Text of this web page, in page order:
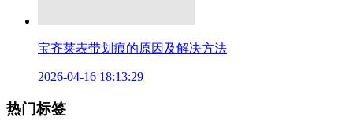
宝齐莱表带划痕的原因及解决方法
2026-04-16 18:13:29
热门标签